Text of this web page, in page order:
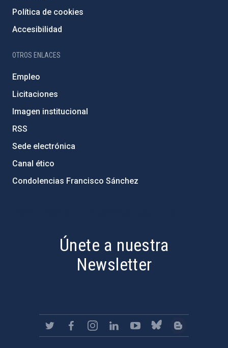
Política de cookies
Accesibilidad
OTROS ENLACES
Empleo
Licitaciones
Imagen institucional
RSS
Sede electrónica
Canal ético
Condolencias Francisco Sánchez
Únete a nuestra
Newsletter